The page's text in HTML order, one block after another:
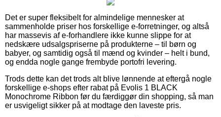
Det er super fleksibelt for almindelige mennesker at
sammenholde priser hos forskellige e-forretninger, og altså
har massevis af e-forhandlere ikke kunne slippe for at
nedskære udsalgspriserne på produkterne – til børn og
babyer, og samtidig også til mænd og kvinder – helt i bund,
og endda nogle gange frembyde portofri levering.
Trods dette kan det trods alt blive lønnende at eftergå nogle
forskellige e-shops efter rabat på Evolis 1 BLACK
Monochrome Ribbon før du færdiggør din shopping, så man
er usvigeligt sikker på at modtage den laveste pris.